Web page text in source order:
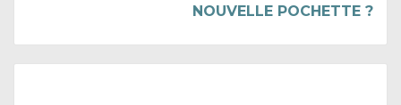
NOUVELLE POCHETTE ?